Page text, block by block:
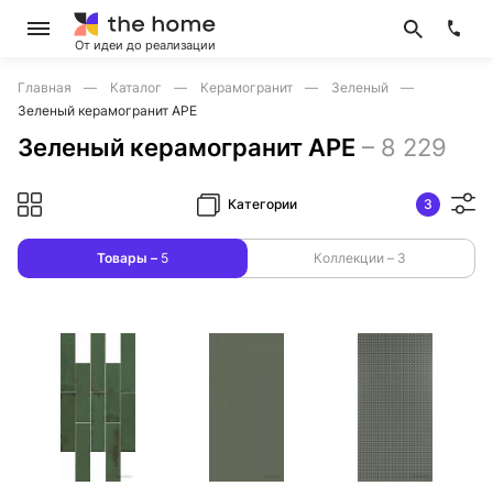
От идеи до реализации
Главная Каталог Керамогранит
Зеленый
Зеленый керамогранит APE
Зеленый керамогранит APE – 8 229
Категории 3
Товары – 5 Коллекции – 3